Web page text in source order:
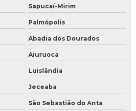
Sapucaí-Mirim
Palmópolis
Abadia dos Dourados
Aiuruoca
Luislândia
Jeceaba
São Sebastião do Anta